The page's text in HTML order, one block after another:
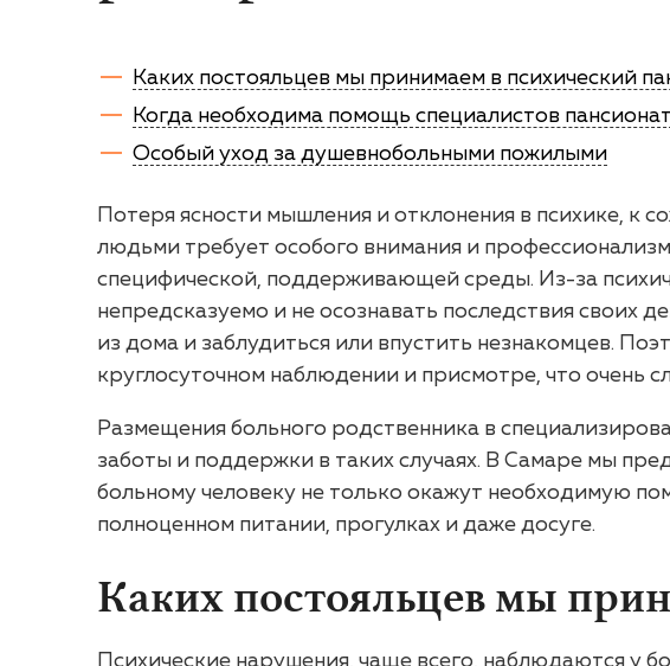
Каких постояльцев мы принимаем в психический
Когда необходима помощь специалистов
Особый уход за душевнобольными пожилыми
Потеря ясности мышления и отклонения в психике, к
людьми требует особого внимания и
специфической, поддерживающей среды. Из-за
непредсказуемо и не осознавать последствия своих
из дома и заблудиться или впустить незнакомцев.
круглосуточном наблюдении и присмотре, что очень
Размещения больного родственника в
заботы и поддержки в таких случаях. В Самаре мы
больному человеку не только окажут необходимую
полноценном питании, прогулках и даже досуге.
Каких постояльцев мы
Психические нарушения, чаще всего, наблюдаются у